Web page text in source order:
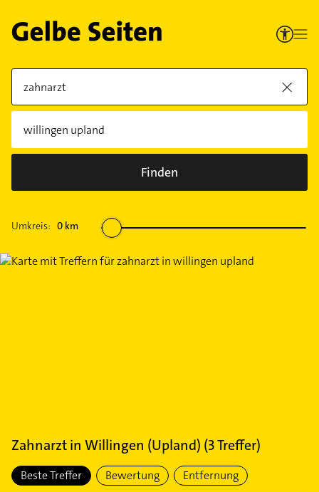
Finden
Umkreis: 0 km
Zahnarztin Willingen (Upland) (3Treffer)
Beste Treffer Bewertung Entfernung